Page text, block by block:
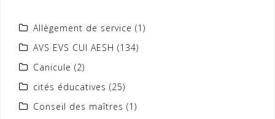
Allègement de service (1)
AVS EVS CUI AESH (134)
Canicule (2)
cités éducatives (25)
Conseil des maîtres (1)